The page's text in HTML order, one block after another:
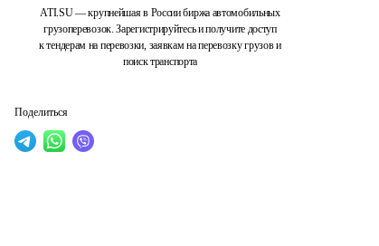
ATI.SU — крупнейшая в России биржа автомобильных
грузоперевозок. Зарегистрируйтесь и получите доступ
к тендерам на перевозки, заявкам на перевозку грузов и
поиск транспорта
Поделиться